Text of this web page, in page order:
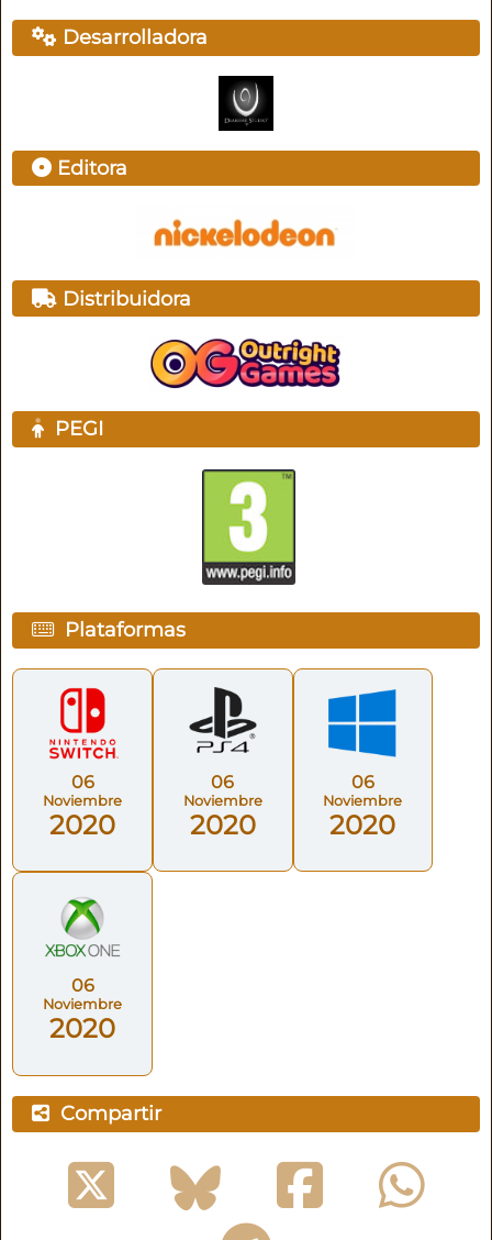
Desarrolladora
Editora
Distribuidora
PEGI
Plataformas
06
Noviembre
2020
06
Noviembre
2020
06
Noviembre
2020
06
Noviembre
2020
Compartir